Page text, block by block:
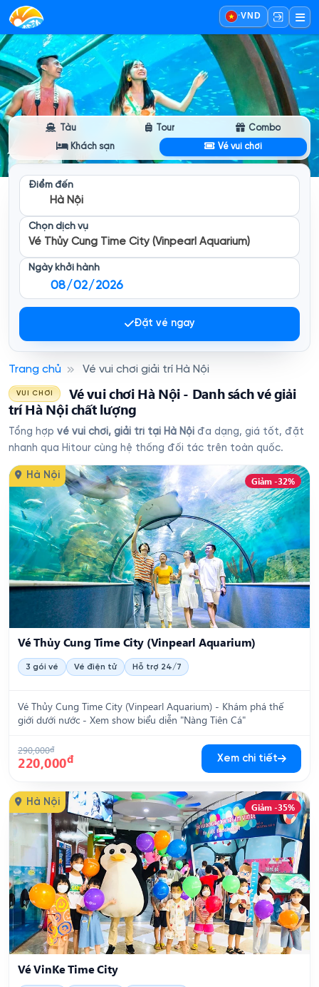
·VND
Tàu Tour Combo
Khách sạn Vé vui chơi
Điểm đến
Hà Nội
Chọn dịch vụ
Vé Thủy Cung Time City (Vinpearl Aquarium)
Ngày khởi hành
Đặt vé ngay
Trang chủ Vé vui chơi giải trí Hà Nội
VUI CHƠI
Vé vui chơi Hà Nội - Danh sách vé giải
trí Hà Nội chất lượng
Tổng hợp vé vui chơi, giải trí tại Hà Nội đa dạng, giá tốt, đặt
nhanh qua Hitour cùng hệ thống đối tác trên toàn quốc.
Hà Nội Giảm -32%
Vé Thủy Cung Time City (Vinpearl Aquarium)
3 gói vé Vé điện tử Hỗ trợ 24/7
Vé Thủy Cung Time City (Vinpearl Aquarium) - Khám phá thế
giới dưới nước - Xem show biểu diễn "Nàng Tiên Cá"
290,000đ
220,000đ Xem chi tiết
Hà Nội Giảm -35%
Vé VinKe Time City